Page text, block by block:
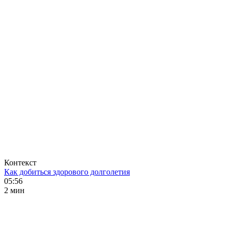
Контекст
Как добиться здорового долголетия
05:56
2 мин